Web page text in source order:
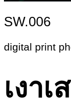
SW.006
digital print
เงา